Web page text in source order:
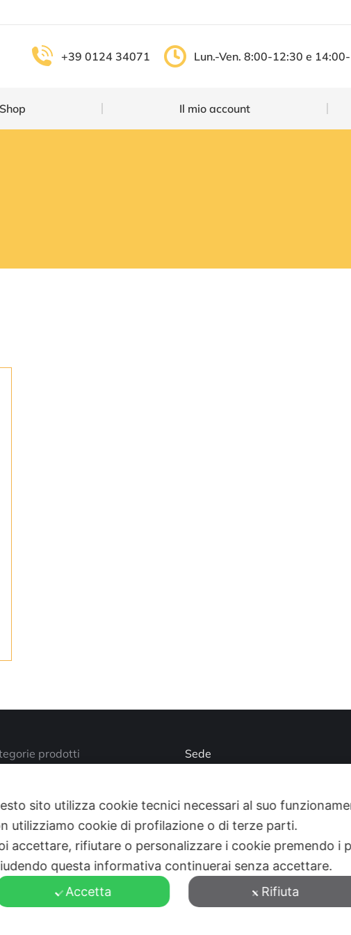
+39 0124 34071 Lun.-Ven. 8:00-12:30 e
Shop Il mio account
prodotti
aziendale
Sede
Supporto Tecnico
+39 0124 34071
Find us on:
Mail
page
sito utilizza cookie tecnici necessari al suo
utilizziamo cookie di profilazione o di terze parti.
accettare, rifiutare o personalizzare i cookie premendo i
questa informativa continuerai senza accettare.
Accetta
Rifiuta